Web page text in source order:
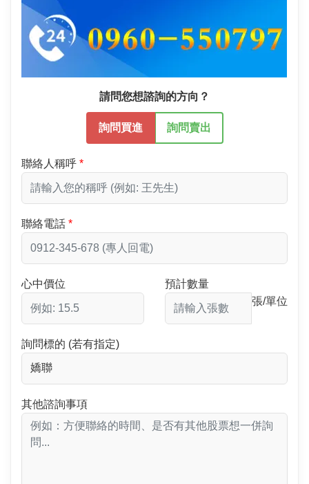
請問您想諮詢的方向？
詢問買進 詢問賣出
聯絡人稱呼
聯絡電話
心中價位
預計數量
張/單位
詢問標的 (若有指定)
其他諮詢事項